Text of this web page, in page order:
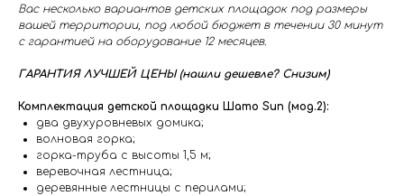
Вас несколько вариантов детских площадок под размеры
вашей территории, под любой бюджет в течении 30 минут
с гарантией на оборудование 12 месяцев.
ГАРАНТИЯ ЛУЧШЕЙ ЦЕНЫ (нашли дешевле? Снизим)
Комплектация детской площадки Шато Sun (мод.2):
два двухуровневых домика;
волновая горка;
горка-труба с высоты 1,5 м;
веревочная лестница;
деревянные лестницы с перилами;